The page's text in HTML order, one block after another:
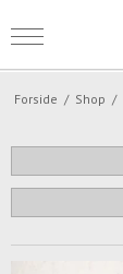
Forside / Shop /